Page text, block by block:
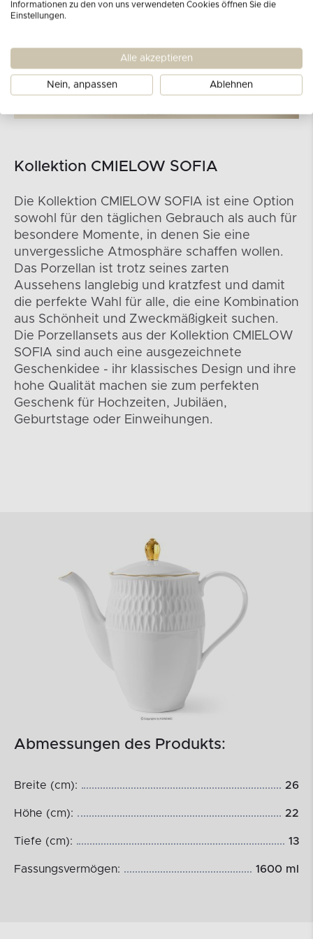
Kollektion CMIELOW SOFIA
Die Kollektion CMIELOW SOFIA ist eine Option
sowohl für den täglichen Gebrauch als auch für
besondere Momente, in denen Sie eine
unvergessliche Atmosphäre schaffen wollen.
Das Porzellan ist trotz seines zarten
Aussehens langlebig und kratzfest und damit
die perfekte Wahl für alle, die eine Kombination
aus Schönheit und Zweckmäßigkeit suchen.
Die Porzellansets aus der Kollektion CMIELOW
SOFIA sind auch eine ausgezeichnete
Geschenkidee - ihr klassisches Design und ihre
hohe Qualität machen sie zum perfekten
Geschenk für Hochzeiten, Jubiläen,
Geburtstage oder Einweihungen.
Abmessungen des Produkts:
Breite (cm): 26
Höhe (cm): 22
Tiefe (cm): 13
Fassungsvermögen: 1600 ml
Informationen zu den von uns verwendeten Cookies öffnen Sie die
Einstellungen.
Alle akzeptieren
Nein, anpassen Ablehnen